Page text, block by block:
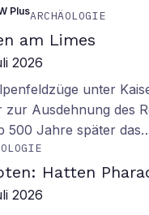
PlusARCHÄOLOGIE
am Limes
2026
unter
zur Ausdehnung des
500 Jahre später
Hatten
2026